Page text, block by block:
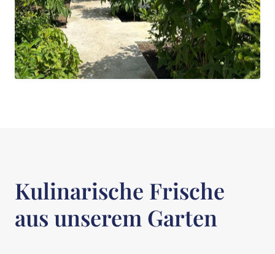
Kulinarische Frische
aus unserem Garten